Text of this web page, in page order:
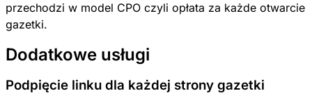
przechodzi w model CPO czyli opłata za każde otwarcie
gazetki.
Dodatkowe usługi
Podpięcie linku dla każdej strony gazetki